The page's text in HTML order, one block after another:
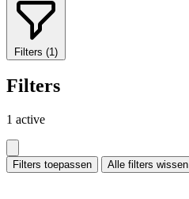
Filters (1)
Filters
1 active
Filters toepassen Alle filters wissen